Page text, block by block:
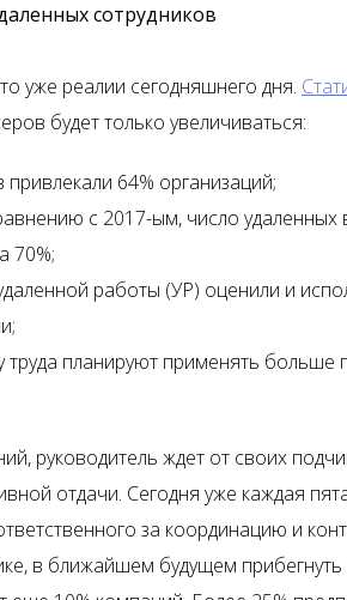
сотрудников
уже реалии сегодняшнего дня.
будет только увеличиваться:
64% организаций;
с 2017-ым, число удаленных
70%;
работы (УР) оценили и
труда планируют применять больше
руководитель ждет от своих
отдачи. Сегодня уже каждая
за координацию и
в ближайшем будущем прибегнуть